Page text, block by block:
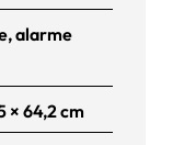
alarme
× 64,2 cm